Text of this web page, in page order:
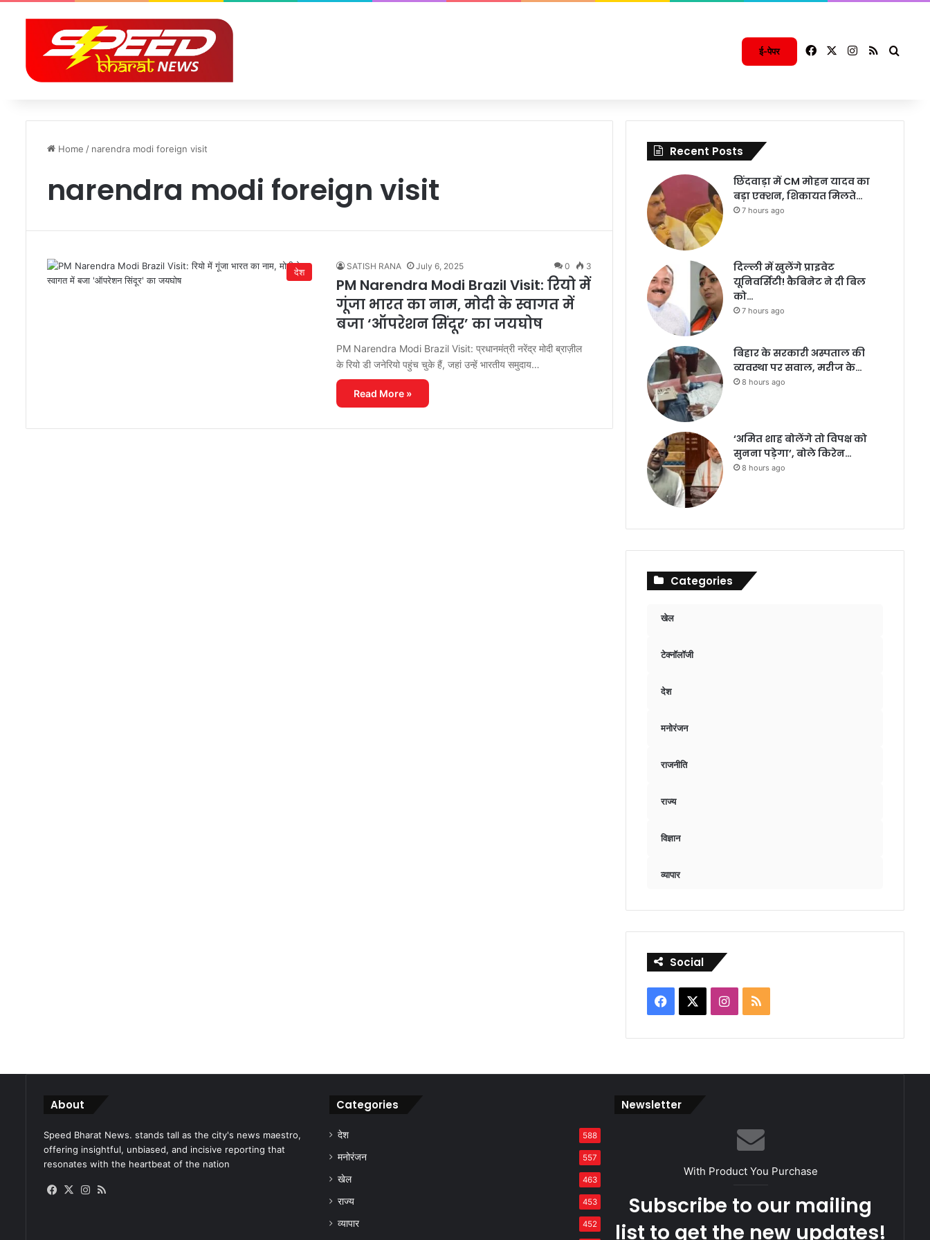
ई-पेपर FacebookInstagram
RSS
Home / narendra modi foreign visit
narendra modi foreign visit
देश
SATISH RANA July 6, 2025 0 3
PM Narendra Modi Brazil Visit: रियो में
गूंजा भारत का नाम, मोदी के स्वागत में
बजा ‘ऑपरेशन सिंदूर’ का जयघोष
PM Narendra Modi Brazil Visit: प्रधानमंत्री नरेंद्र मोदी ब्राज़ील
के रियो डी जनेरियो पहुंच चुके हैं, जहां उन्हें भारतीय समुदाय…
Read More »
Recent Posts
छिंदवाड़ा में CM मोहन यादव का
बड़ा एक्शन, शिकायत मिलते…
7 hours ago
दिल्ली में खुलेंगे प्राइवेट
यूनिवर्सिटी! कैबिनेट ने दी बिल
को…
7 hours ago
बिहार के सरकारी अस्पताल की
व्यवस्था पर सवाल, मरीज के…
8 hours ago
‘अमित शाह बोलेंगे तो विपक्ष को
सुनना पड़ेगा’, बोले किरेन…
8 hours ago
Categories
खेल
टेक्नॉलॉजी
देश
मनोरंजन
राजनीति
राज्य
विज्ञान
व्यापार
Social
Facebook Instagram
RSS
About
Speed Bharat News. stands tall as the city's news maestro,
offering insightful, unbiased, and incisive reporting that
resonates with the heartbeat of the nation
Facebook
X Instagram
Categories
देश 588
मनोरंजन 557
खेल 463
राज्य 453
व्यापार 452
Newsletter
With Product You Purchase
Subscribe to our mailing
list to get the new updates!